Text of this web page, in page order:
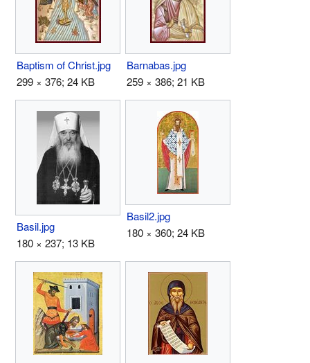
Baptism of Christ.jpg
299 × 376; 24 KB
Barnabas.jpg
259 × 386; 21 KB
Basil.jpg
180 × 237; 13 KB
Basil2.jpg
180 × 360; 24 KB